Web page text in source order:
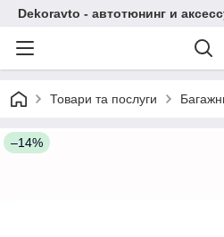
Dekoravto - автотюнинг и
Товари та послуги
–14%